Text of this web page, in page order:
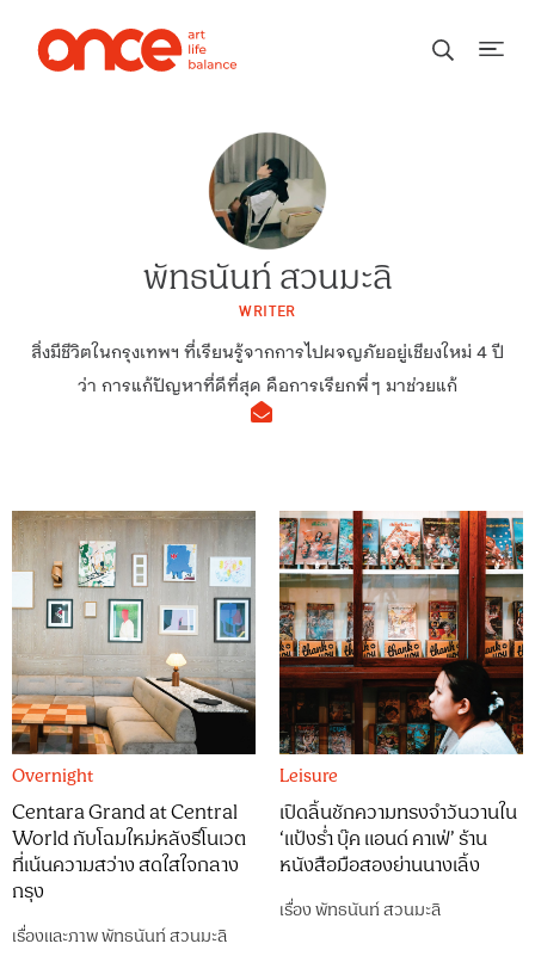
พัทธนันท์ สวนมะลิ
WRITER
สิ่งมีชีวิตในกรุงเทพฯ ที่เรียนรู้จากการไปผจญภัยอยู่เชียงใหม่ 4 ปี
ว่า การแก้ปัญหาที่ดีที่สุด คือการเรียกพี่ ๆ มาช่วยแก้
Overnight
Centara Grand at Central
World กับโฉมใหม่หลังรีโนเวต
ที่เน้นความสว่าง สดใสใจกลาง
กรุง
เรื่องและภาพพัทธนันท์ สวนมะลิ
Leisure
เปิดลิ้นชักความทรงจำวันวานใน
‘แป้งร่ำ บุ๊ค แอนด์ คาเฟ่’ ร้าน
หนังสือมือสองย่านนางเลิ้ง
เรื่องพัทธนันท์ สวนมะลิ